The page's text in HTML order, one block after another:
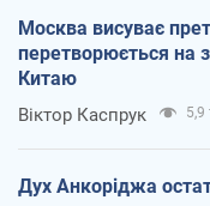
Москва висуває
перетворюється на
Китаю
Віктор Каспрук 5,9
Дух Анкоріджа